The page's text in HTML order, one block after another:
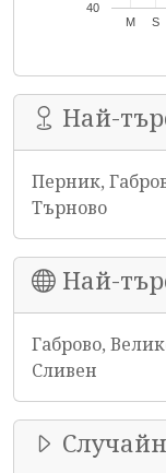
M S
40
Най-
Перник,
Търново
Най-
Габрово,
Сливен